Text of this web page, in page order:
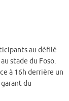
au défilé
stade du Foso.
à 16h derrière un
du